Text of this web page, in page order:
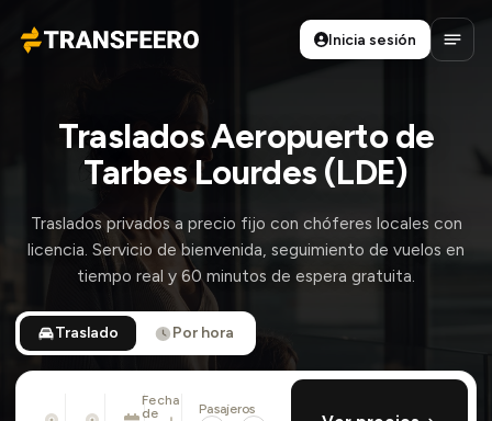
Transfeero
Inicia sesión
Abrir
Traslados Aeropuerto de
Tarbes Lourdes (LDE)
Traslados privados a precio fijo con chóferes locales con
licencia. Servicio de bienvenida, seguimiento de vuelos en
tiempo real y 60 minutos de espera gratuita.
Traslado Por hora
Desde Hasta
Fecha
de
Pasajeros